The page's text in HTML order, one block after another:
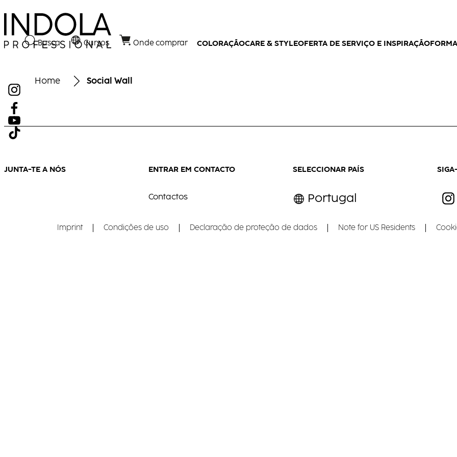
COLORAÇÃOCARE & STYLEOFERTA DE SERVIÇO E INSPIRAÇÃO
Busca Cursos Onde comprar
Home Social Wall
JUNTA-TE A NÓS ENTRAR EM CONTACTO
Contactos
SELECCIONAR PAÍS
Portugal
Imprint Condições de uso Declaração de proteção de dados Note for US Residents